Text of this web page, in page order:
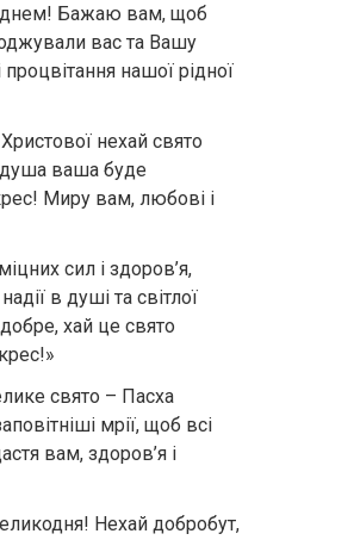
Бажаю вам, щоб
вас та Вашу
нашої рідної
нехай свято
душа ваша буде
Миру вам, любові і
сил і здоров’я,
в душі та світлої
хай це свято
свято – Пасха
мрії, щоб всі
вам, здоров’я і
Нехай добробут,